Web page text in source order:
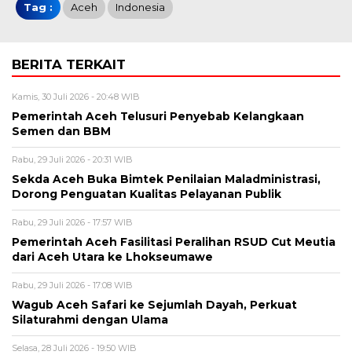
Tag : Aceh Indonesia
BERITA TERKAIT
Kamis, 30 Juli 2026 - 20:48 WIB
Pemerintah Aceh Telusuri Penyebab Kelangkaan
Semen dan BBM
Rabu, 29 Juli 2026 - 20:31 WIB
Sekda Aceh Buka Bimtek Penilaian Maladministrasi,
Dorong Penguatan Kualitas Pelayanan Publik
Rabu, 29 Juli 2026 - 17:57 WIB
Pemerintah Aceh Fasilitasi Peralihan RSUD Cut Meutia
dari Aceh Utara ke Lhokseumawe
Rabu, 29 Juli 2026 - 17:08 WIB
Wagub Aceh Safari ke Sejumlah Dayah, Perkuat
Silaturahmi dengan Ulama
Selasa, 28 Juli 2026 - 19:50 WIB